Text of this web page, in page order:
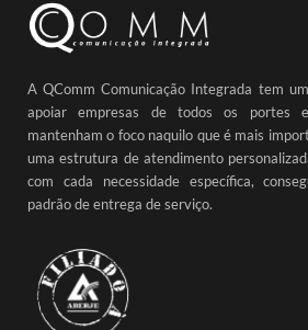
A QComm Comunicação Integrada tem
apoiar empresas de todos os portes
mantenham o foco naquilo que é mais
uma estrutura de atendimento
com cada necessidade específica,
padrão de entrega de serviço.